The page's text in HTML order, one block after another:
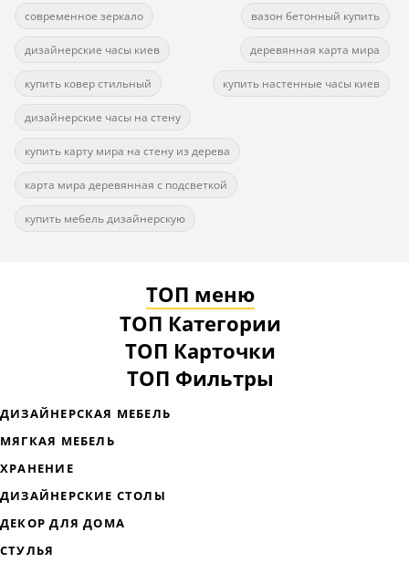
современное зеркало вазон бетонный купить
дизайнерские часы киев деревянная карта мира
купить ковер стильный купить настенные часы киев
дизайнерские часы на стену
купить карту мира на стену из дерева
карта мира деревянная с подсветкой
купить мебель дизайнерскую
ТОП меню
ТОП Категории
ТОП Карточки
ТОП Фильтры